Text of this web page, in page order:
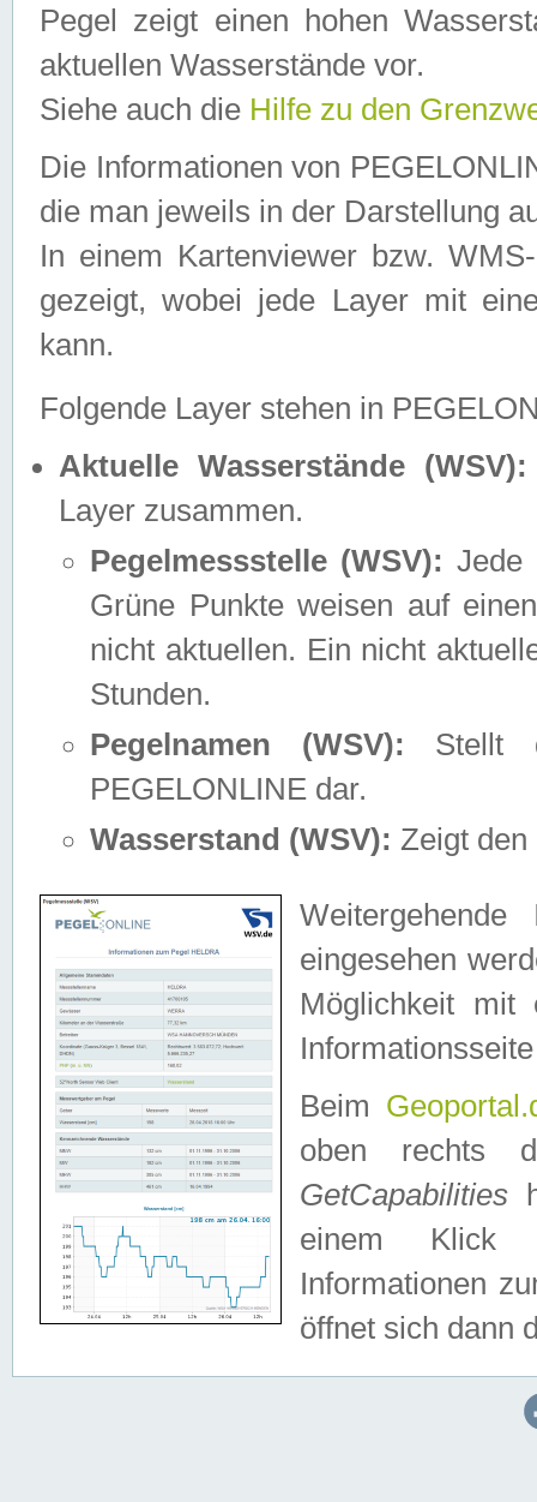
Pegel zeigt einen hohen
aktuellen Wasserstände vor.
Siehe auch die Hilfe zu den
Die Informationen von
die man jeweils in der Darstellung
In einem Kartenviewer bzw.
gezeigt, wobei jede Layer mit
kann.
Folgende Layer stehen in
Aktuelle Wasserstände (WSV):
Layer zusammen.
Pegelmessstelle (WSV): Jede
Grüne Punkte weisen auf
nicht aktuellen. Ein nicht
Stunden.
Pegelnamen (WSV): Stellt
PEGELONLINE dar.
Wasserstand (WSV): Zeigt den
eingesehen
Möglichkeit mit
Beim
oben rechts
GetCapabilities
einem Klick
Informationen
öffnet sich dann